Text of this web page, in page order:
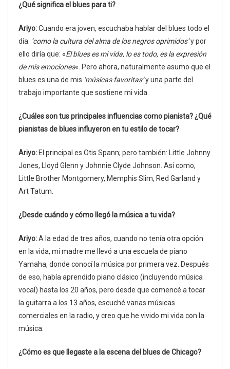
¿Qué significa el blues para ti?
Ariyo:Cuando era joven, escuchaba hablar del blues todo el
día: ‘como la cultura del alma de los negros oprimidos’y por
ello diría que: «El blues es mi vida, lo es todo, es la expresión
de mis emociones«. Pero ahora, naturalmente asumo que el
blues es una de mis ‘músicas favoritas’y una parte del
trabajo importante que sostiene mi vida.
¿Cuáles son tus principales influencias como pianista? ¿Qué
pianistas de blues influyeron en tu estilo de tocar?
Ariyo: El principal es Otis Spann; pero también: Little Johnny
Jones, Lloyd Glenn y Johnnie Clyde Johnson. Así como,
Little Brother Montgomery, Memphis Slim, Red Garland y
Art Tatum.
¿Desde cuándo y cómo llegó la música a tu vida?
Ariyo:A la edad de tres años, cuando no tenía otra opción
en la vida, mi madre me llevó a una escuela de piano
Yamaha, donde conocí la música por primera vez. Después
de eso, había aprendido piano clásico (incluyendo música
vocal) hasta los 20 años, pero desde que comencé a tocar
la guitarra a los 13 años, escuché varias músicas
comerciales en la radio, y creo que he vivido mi vida con la
música.
¿Cómo es que llegaste a la escena del blues de Chicago?